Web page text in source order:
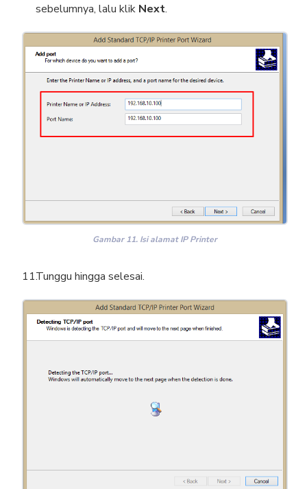
sebelumnya, lalu klik Next.
Gambar 11. Isi alamat IP Printer
Tunggu hingga selesai.